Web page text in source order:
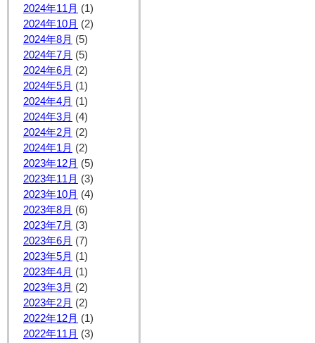
2024年11月 (1)
2024年10月 (2)
2024年8月 (5)
2024年7月 (5)
2024年6月 (2)
2024年5月 (1)
2024年4月 (1)
2024年3月 (4)
2024年2月 (2)
2024年1月 (2)
2023年12月 (5)
2023年11月 (3)
2023年10月 (4)
2023年8月 (6)
2023年7月 (3)
2023年6月 (7)
2023年5月 (1)
2023年4月 (1)
2023年3月 (2)
2023年2月 (2)
2022年12月 (1)
2022年11月 (3)